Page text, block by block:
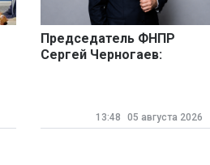
Председатель ФНПР
Сергей Черногаев:
13:48 05 августа 2026